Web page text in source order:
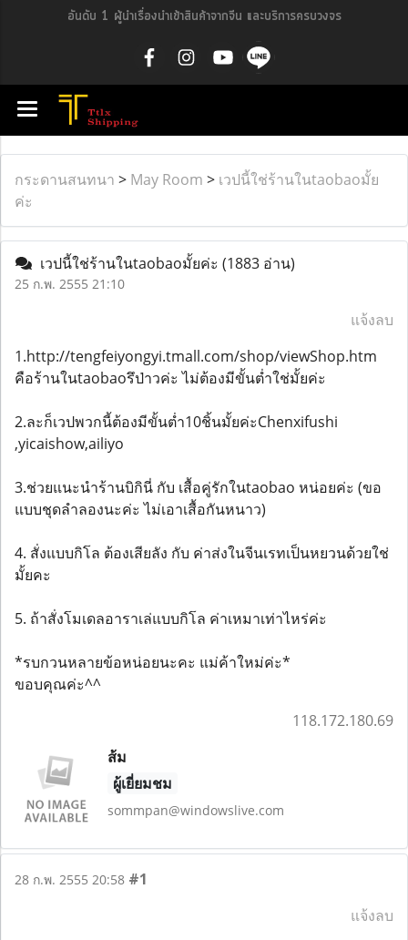
อันดับ 1 ผู้นำเรื่องนำเข้าสินค้าจากจีน และบริการครบวงจร
กระดานสนทนา > May Room > เวปนี้ใช่ร้านในtaobaoมั้ย
ค่ะ
เวปนี้ใช่ร้านในtaobaoมั้ยค่ะ (1883 อ่าน)
25 ก.พ. 2555 21:10
แจ้งลบ
1.http://tengfeiyongyi.tmall.com/shop/viewShop.htm
คือร้านในtaobaoรึป่าวค่ะ ไม่ต้องมีขั้นต่ำใช่มั้ยค่ะ
2.ละก็เวปพวกนี้ต้องมีขั้นต่ำ10ชิ้นมั้ยค่ะChenxifushi
,yicaishow,ailiyo
3.ช่วยแนะนำร้านบิกินี่ กับ เสื้อคู่รักในtaobao หน่อยค่ะ (ขอ
แบบชุดลำลองนะค่ะ ไม่เอาเสื้อกันหนาว)
4. สั่งแบบกิโล ต้องเสียลัง กับ ค่าส่งในจีนเรทเป็นหยวนด้วยใช่
มั้ยคะ
5. ถ้าสั่งโมเดลอาราเล่แบบกิโล ค่าเหมาเท่าไหร่ค่ะ
*รบกวนหลายข้อหน่อยนะคะ แม่ค้าใหม่ค่ะ*
ขอบคุณค่ะ^^
118.172.180.69
ส้ม
ผู้เยี่ยมชม
sommpan@windowslive.com
28 ก.พ. 2555 20:58 #1
แจ้งลบ